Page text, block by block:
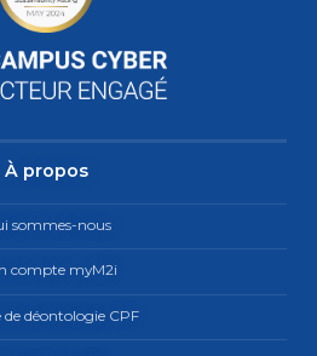
À propos
sommes-nous
compte myM2i
de déontologie CPF